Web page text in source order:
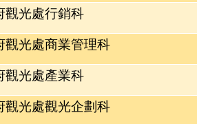
觀光處行銷科
觀光處商業管理科
觀光處產業科
觀光處觀光企劃科